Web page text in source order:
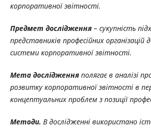
корпоративної звітності.
Предмет дослідження – сукупність
представників професійних організацій
системи корпоративної звітності.
Мета дослідження полягає в аналізі
розвитку корпоративної звітності в
концептуальних проблем з позиції
Методи. В дослідженні використано